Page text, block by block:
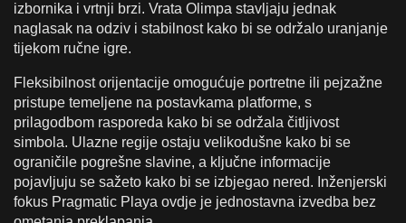
izbornika i vrtnji brzi. Vrata Olimpa stavljaju jednak
naglasak na odziv i stabilnost kako bi se održalo uranjanje
tijekom ručne igre.
Fleksibilnost orijentacije omogućuje portretne ili pejzažne
pristupe temeljene na postavkama platforme, s
prilagodbom rasporeda kako bi se održala čitljivost
simbola. Ulazne regije ostaju velikodušne kako bi se
ograničile pogrešne slavine, a ključne informacije
pojavljuju se sažeto kako bi se izbjegao nered. Inženjerski
fokus Pragmatic Playa ovdje je jednostavna izvedba bez